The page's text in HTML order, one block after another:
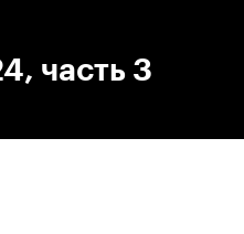
часть 3